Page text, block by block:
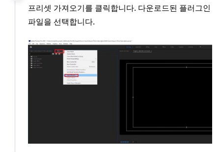
프리셋 가져오기를 클릭합니다. 다운로드된 플러그인
파일을 선택합니다.